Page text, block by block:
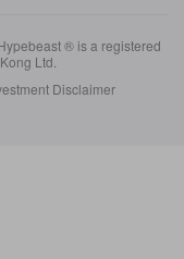
® is a registered
Ltd.
Disclaimer